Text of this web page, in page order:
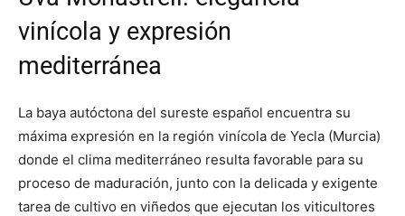
vinícola y expresión
mediterránea
La baya autóctona del sureste español encuentra su
máxima expresión en la región vinícola de Yecla (Murcia)
donde el clima mediterráneo resulta favorable para su
proceso de maduración, junto con la delicada y exigente
tarea de cultivo en viñedos que ejecutan los viticultores